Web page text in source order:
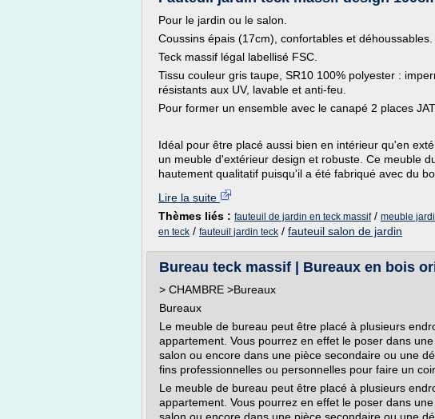
Pour le jardin ou le salon.
Coussins épais (17cm), confortables et déhoussables.
Teck massif légal labellisé FSC.
Tissu couleur gris taupe, SR10 100% polyester :
résistants aux UV, lavable et anti-feu.
Pour former un ensemble avec le canapé 2 places
Idéal pour être placé aussi bien en intérieur qu'en
un meuble d'extérieur design et robuste. Ce meuble
hautement qualitatif puisqu'il a été fabriqué avec du
Lire la suite
Thèmes liés : fauteuil de jardin en teck massif/ meuble
en teck / fauteuil jardin teck / fauteuil salon de jardin
Bureau teck massif | Bureaux en bois
> CHAMBRE >Bureaux
Bureaux
Le meuble de bureau peut être placé à plusieurs
appartement. Vous pourrez en effet le poser dans
salon ou encore dans une pièce secondaire ou une
fins professionnelles ou personnelles pour faire un
Le meuble de bureau peut être placé à plusieurs
appartement. Vous pourrez en effet le poser dans